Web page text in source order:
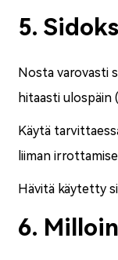
5.
Nosta varovasti
hitaasti ulospäin
Käytä
liiman
Hävitä käytetty
6.